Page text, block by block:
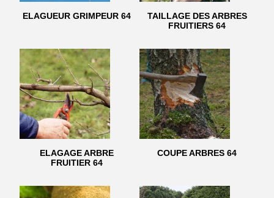
ELAGUEUR GRIMPEUR 64
TAILLAGE DES ARBRES
FRUITIERS 64
ELAGAGE ARBRE
FRUITIER 64
COUPE ARBRES 64